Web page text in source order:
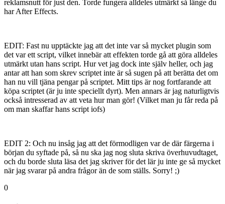
reklamsnutt för just den. Torde fungera alldeles utmärkt så länge du
har After Effects.
EDIT: Fast nu upptäckte jag att det inte var så mycket plugin som
det var ett script, vilket innebär att effekten torde gå att göra alldeles
utmärkt utan hans script. Hur vet jag dock inte själv heller, och jag
antar att han som skrev scriptet inte är så sugen på att berätta det om
han nu vill tjäna pengar på scriptet. Mitt tips är nog fortfarande att
köpa scriptet (är ju inte speciellt dyrt). Men annars är jag naturligtvis
också intresserad av att veta hur man gör! (Vilket man ju får reda på
om man skaffar hans script iofs)
EDIT 2: Och nu insåg jag att det förmodligen var de där färgerna i
början du syftade på, så nu ska jag nog sluta skriva överhuvudtaget,
och du borde sluta läsa det jag skriver för det lär ju inte ge så mycket
när jag svarar på andra frågor än de som ställs. Sorry! ;)
0